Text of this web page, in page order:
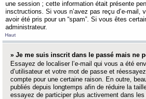
une session ; cette information était présente
insctructions. Si vous n’avez pas reçu d’e-mail,
avoir été pris pour un “spam”. Si vous êtes
administrateur.
Haut
» Je me suis inscrit dans le passé mais ne
Essayez de localiser l’e-mail qui vous a été
d’utilisateur et votre mot de passe et
compte pour une certaine raison. En outre,
publiés depuis longtemps afin de réduire la
essayez de participer plus activement dans